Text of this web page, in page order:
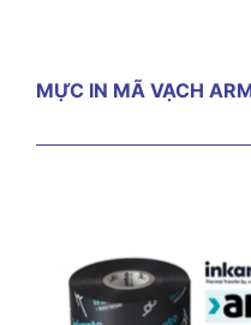
MỰC IN MÃ VẠCH